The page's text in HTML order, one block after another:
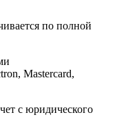
по полной
Mastercard,
с юридического